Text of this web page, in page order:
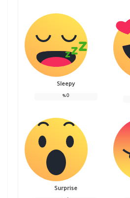
Sleepy
0
%
Surprise